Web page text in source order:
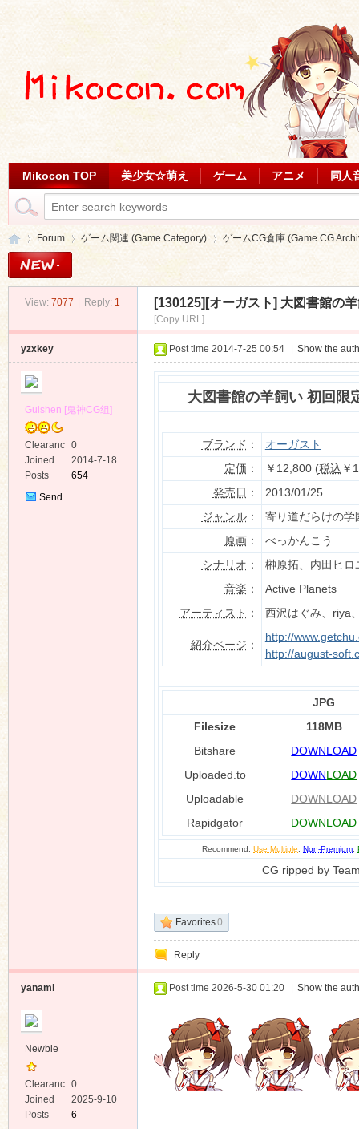
Mikocon TOP 美少女☆萌え ゲーム アニメ 同人
Forum
›
ゲーム関連 (Game Category)
›
ゲームCG倉庫 (Game CG
View: 7077 Reply: 1 [130125][オーガスト] 大図書館の
[Copy URL]
yzxkey
Guishen [鬼神CG组]
Clearanc
e
0
Joined
2014-7-18
Posts
654
Send
Post time 2014-7-25 00:54 Show the
大図書館の羊飼い 初回限
ブランド ：
オーガスト
定価 ： ￥12,800 (税込 ￥
発売日 ：
2013/01/25
ジャンル：
寄り道だらけの学
原画：
べっかんこう
シナリオ ：
榊原拓、内田ヒロ
音楽 ：
Active Planets
アーティスト ： 西沢はぐみ、riya
紹介ページ ：
http://
http://august-
JPG
Filesize
118MB
Bitshare
DOWNLOAD
Uploaded.to
DOWNLOAD
Uploadable
DOWNLOAD
Rapidgator
DOWNLOAD
Recommend:Use Multiple ,Non-Premium ,
CG ripped by
Favorites0
Reply
yanami
Newbie
Clearanc
e
0
Joined
2025-9-10
Posts
6
Post time 2026-5-30 01:20 Show the